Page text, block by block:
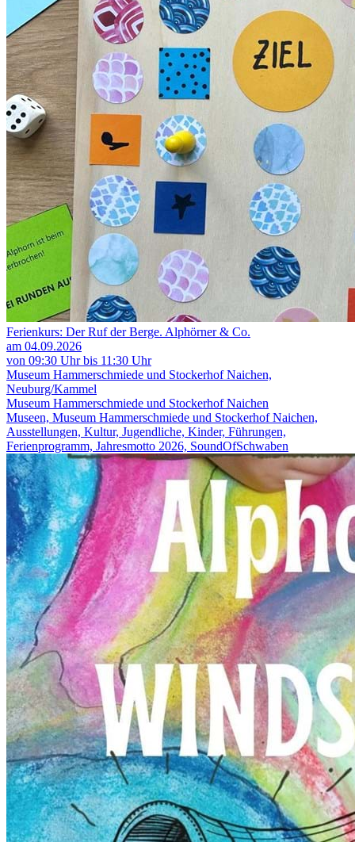
Ferienkurs: Der Ruf der Berge. Alphörner & Co.
am 04.09.2026
von 09:30 Uhr bis 11:30 Uhr
Museum Hammerschmiede und Stockerhof Naichen,
Neuburg/Kammel
Museum Hammerschmiede und Stockerhof Naichen
Museen, Museum Hammerschmiede und Stockerhof Naichen,
Ausstellungen, Kultur, Jugendliche, Kinder, Führungen,
Ferienprogramm, Jahresmotto 2026, SoundOfSchwaben